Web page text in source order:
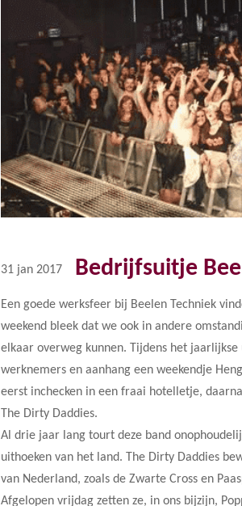
Bedrijfsuitje
31 jan 2017
Een goede werksfeer bij Beelen Techniek
weekend bleek dat we ook in andere
elkaar overweg kunnen. Tijdens het
werknemers en aanhang een weekendje
eerst inchecken in een fraai hotelletje,
The Dirty Daddies.
Al drie jaar lang tourt deze band
uithoeken van het land. The Dirty Daddies
van Nederland, zoals de Zwarte Cross en
Afgelopen vrijdag zetten ze, in ons bijzijn,